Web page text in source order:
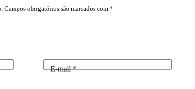
Campos obrigatórios são marcados com*
E-mail*